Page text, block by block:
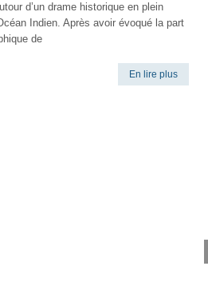
d’un drame historique en plein
Indien. Après avoir évoqué la part
de
En lire plus